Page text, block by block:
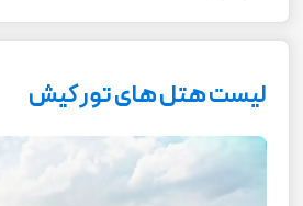
لیست هتل های تور کیش